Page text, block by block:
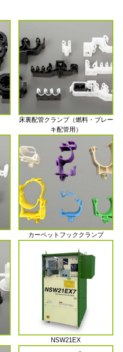
床裏配管クランプ（燃料・ブレー
キ配管用）
カーペットフッククランプ
NSW21EX